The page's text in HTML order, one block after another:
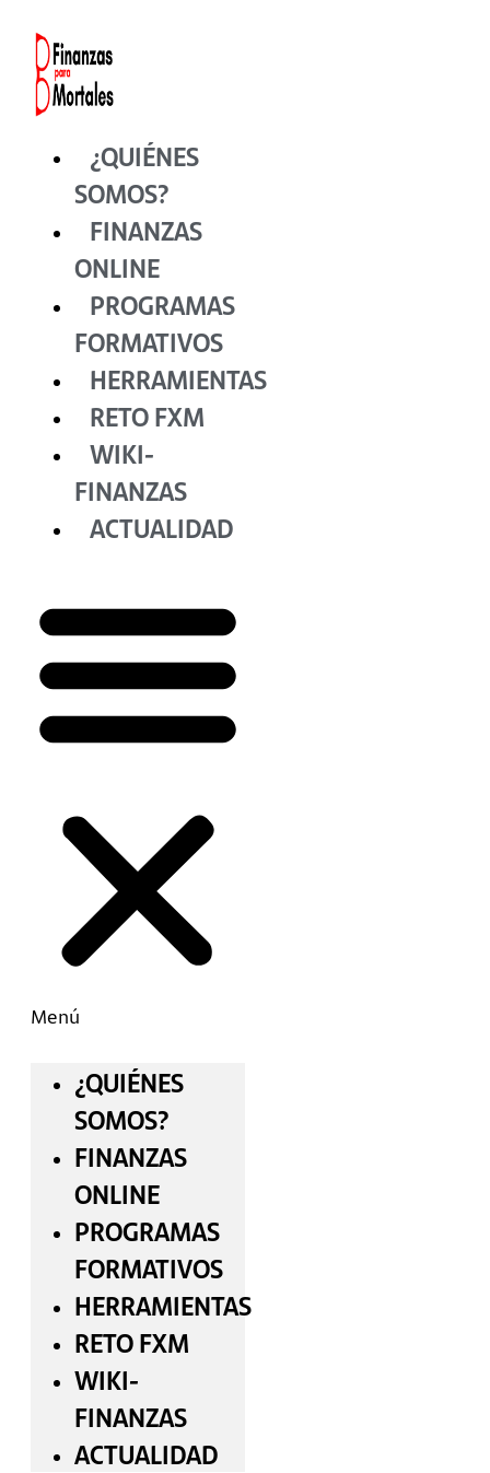
contenido
¿QUIÉNES
SOMOS?
FINANZAS
ONLINE
PROGRAMAS
FORMATIVOS
HERRAMIENTAS
RETO FXM
WIKI-
FINANZAS
ACTUALIDAD
Menú
¿QUIÉNES
SOMOS?
FINANZAS
ONLINE
PROGRAMAS
FORMATIVOS
HERRAMIENTAS
RETO FXM
WIKI-
FINANZAS
ACTUALIDAD